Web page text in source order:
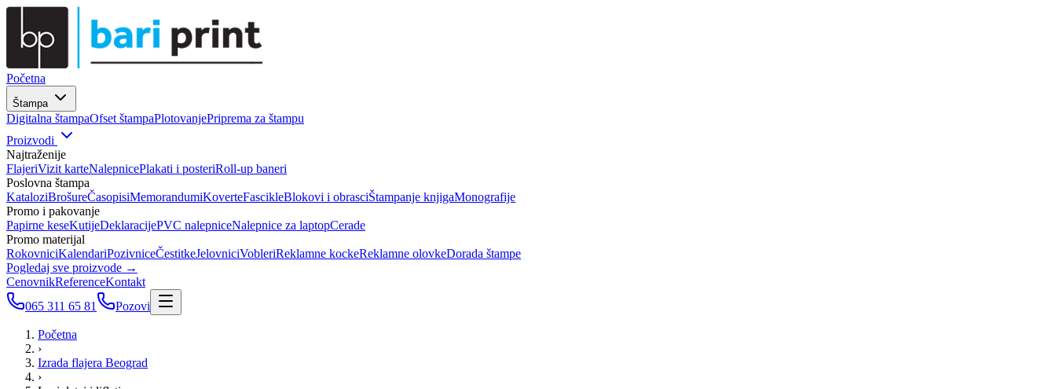
Početna
Štampa
Digitalna štampaOfset štampaPlotovanjePriprema za štampu
Proizvodi
Najtraženije
FlajeriVizit karteNalepnicePlakati i posteriRoll-up baneri
Poslovna štampa
KataloziBrošureČasopisiMemorandumiKoverteFascikleBlokovi i obrasciŠtampanje knjigaMonografije
Promo i pakovanje
Papirne keseKutijeDeklaracijePVC nalepniceNalepnice za laptopCerade
Promo materijal
RokovniciKalendariPozivniceČestitkeJelovniciVobleriReklamne kockeReklamne olovkeDorada štampe
Pogledaj sve proizvode →
CenovnikReferenceKontakt
065 311 65 81
Pozovi
Početna
›
Izrada flajera Beograd
›